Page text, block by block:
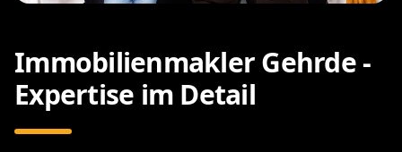
Immobilienmakler Gehrde -
Expertise im Detail